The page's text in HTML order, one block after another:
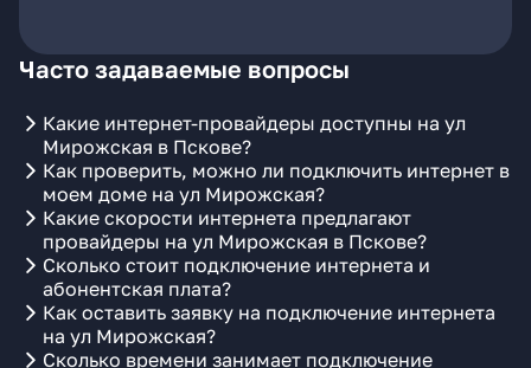
Часто задаваемые вопросы
Какие интернет-провайдеры доступны на ул
Мирожская в Пскове?
Как проверить, можно ли подключить интернет в
моем доме на ул Мирожская?
Какие скорости интернета предлагают
провайдеры на ул Мирожская в Пскове?
Сколько стоит подключение интернета и
абонентская плата?
Как оставить заявку на подключение интернета
на ул Мирожская?
Сколько времени занимает подключение